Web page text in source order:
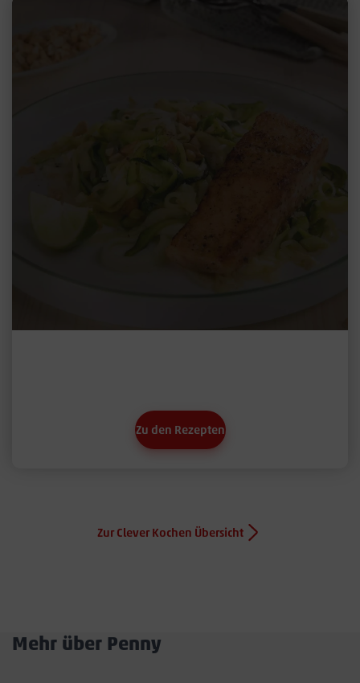
Zu den Rezepten
Zur Clever Kochen Übersicht
Mehr über Penny